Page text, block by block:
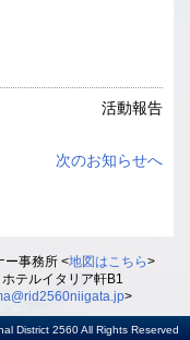
活動報告
次のお知らせへ
事務所 <地図はこちら>
テルイタリア軒B1
>
District 2560 All Rights Reserved